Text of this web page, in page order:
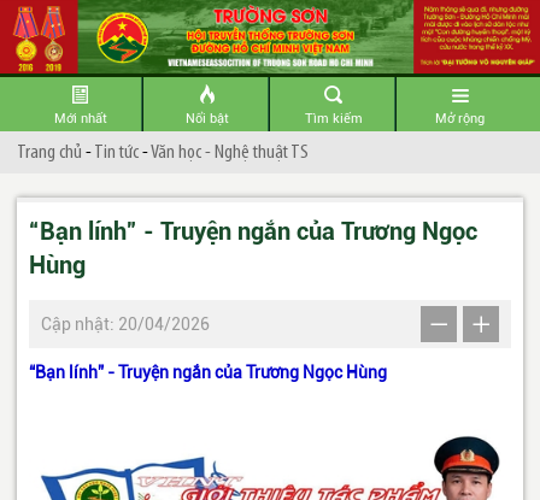
Mới nhất Nổi bật Tìm kiếm Mở rộng
Trang chủ -Tin tức-Văn học - Nghệ thuật TS
“Bạn lính” - Truyện ngắn của Trương Ngọc
Hùng
Cập nhật: 20/04/2026
“Bạn lính” - Truyện ngắn của Trương Ngọc Hùng